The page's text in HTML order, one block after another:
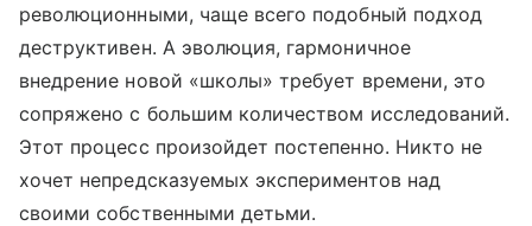
революционными, чаще всего подобный подход
деструктивен. А эволюция, гармоничное
внедрение новой «школы» требует времени, это
сопряжено с большим количеством исследований.
Этот процесс произойдет постепенно. Никто не
хочет непредсказуемых экспериментов над
своими собственными детьми.